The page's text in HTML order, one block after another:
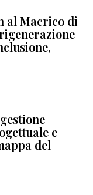
al Macrico di
e
del